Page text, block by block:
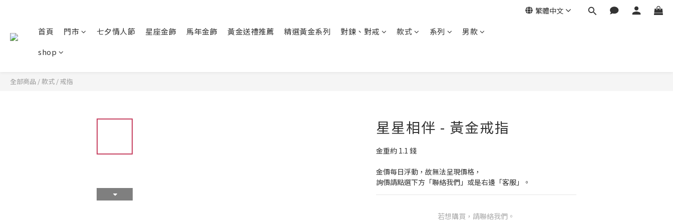
繁體中文
首頁 門市 七夕情人節 星座金飾 馬年金飾 黃金送禮推薦 精選黃金系列 對鍊、對戒 款式 系列
男款
shop
全部商品 /款式 /戒指
星星相伴 - 黃金戒指
金重約 1.1 錢
金價每日浮動，故無法呈現價格，
詢價請點選下方「聯絡我們」或是右邊「客服」。
若想購買，請聯絡我們。